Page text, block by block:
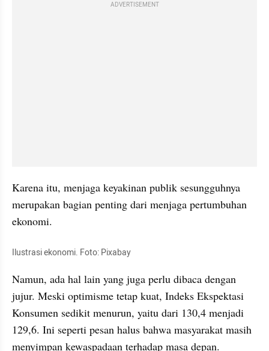
ADVERTISEMENT
Karena itu, menjaga keyakinan publik sesungguhnya
merupakan bagian penting dari menjaga pertumbuhan
ekonomi.
Ilustrasi ekonomi. Foto: Pixabay
Namun, ada hal lain yang juga perlu dibaca dengan
jujur. Meski optimisme tetap kuat, Indeks Ekspektasi
Konsumen sedikit menurun, yaitu dari 130,4 menjadi
129,6. Ini seperti pesan halus bahwa masyarakat masih
menyimpan kewaspadaan terhadap masa depan.